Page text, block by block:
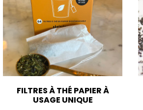
FILTRES À THÉ PAPIER À
USAGE UNIQUE